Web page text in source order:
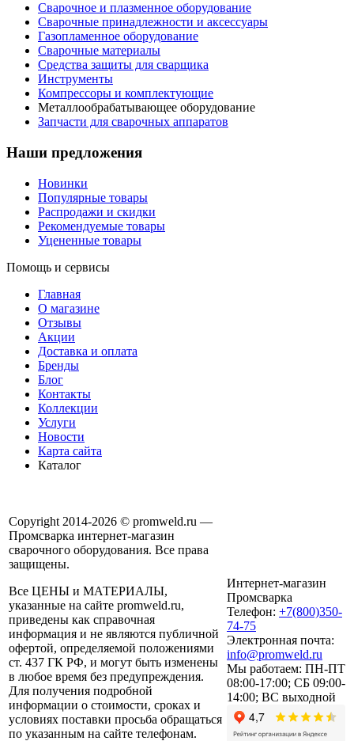
Сварочное и плазменное оборудование
Сварочные принадлежности и аксессуары
Газопламенное оборудование
Сварочные материалы
Средства защиты для сварщика
Инструменты
Компрессоры и комплектующие
Металлообрабатывающее оборудование
Запчасти для сварочных аппаратов
Наши предложения
Новинки
Популярные товары
Распродажи и скидки
Рекомендуемые товары
Уцененные товары
Помощь и сервисы
Главная
О магазине
Отзывы
Акции
Доставка и оплата
Бренды
Блог
Контакты
Коллекции
Услуги
Новости
Карта сайта
Каталог
Copyright 2014-2026 © promweld.ru —
Промсварка интернет-магазин
сварочного оборудования. Все права
защищены.
Все ЦЕНЫ и МАТЕРИАЛЫ,
указанные на сайте promweld.ru,
приведены как справочная
информация и не являются публичной
офертой, определяемой положениями
ст. 437 ГК РФ, и могут быть изменены
в любое время без предупреждения.
Для получения подробной
информации о стоимости, сроках и
условиях поставки просьба обращаться
по указанным на сайте телефонам.
Интернет-магазин
Промсварка
Телефон: +7(800)350-
74-75
Электронная почта:
info@promweld.ru
Мы работаем: ПН-ПТ
08:00-17:00; СБ 09:00-
14:00; ВС выходной